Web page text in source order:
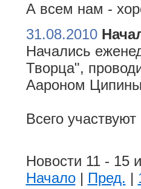
А всем нам -
31.08.2010
Начались
Творца",
Аароном
Всего
Новости 11 - 15
Начало| Пред. |